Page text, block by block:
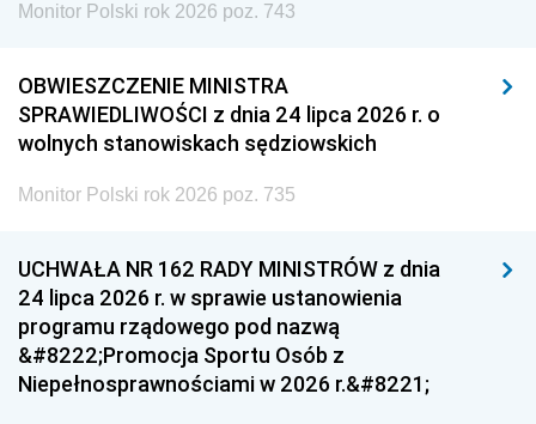
Monitor Polski rok 2026 poz. 743
OBWIESZCZENIE MINISTRA
SPRAWIEDLIWOŚCI z dnia 24 lipca 2026 r. o
wolnych stanowiskach sędziowskich
Monitor Polski rok 2026 poz. 735
UCHWAŁA NR 162 RADY MINISTRÓW z dnia
24 lipca 2026 r. w sprawie ustanowienia
programu rządowego pod nazwą
&#8222;Promocja Sportu Osób z
Niepełnosprawnościami w 2026 r.&#8221;